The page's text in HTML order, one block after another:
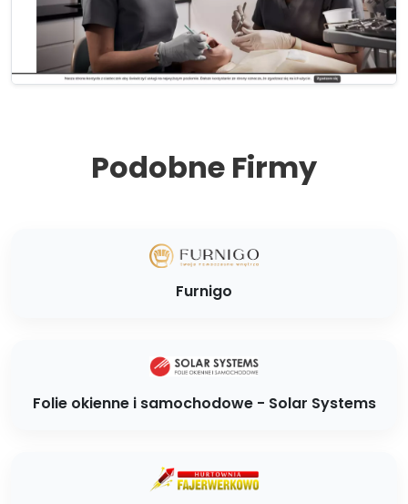
Podobne Firmy
Furnigo
Folie okienne i samochodowe - Solar Systems